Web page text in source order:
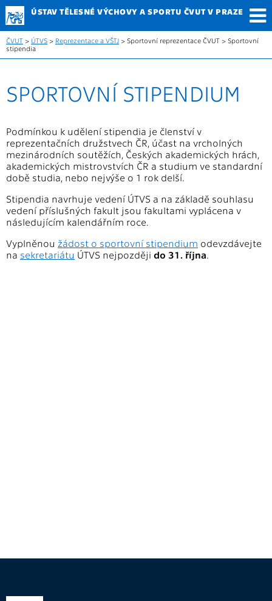
ÚSTAV TĚLESNÉ VÝCHOVY A SPORTU ČVUT V PRAZE
ČVUT > ÚTVS > Reprezentace a VŠTJ > Sportovní reprezentace ČVUT > Sportovní
stipendia
SPORTOVNÍ STIPENDIUM
Podmínkou k udělení stipendia je členství v
reprezentačních družstvech ČR, účast na vrcholných
mezinárodních soutěžích, Českých akademických hrách,
akademických mistrovstvích ČR a studium ve standardní
době studia, nebo nejvýše o 1 rok delší.
Stipendia navrhuje vedení ÚTVS a na základě souhlasu
vedení příslušných fakult jsou fakultami vyplácena v
následujícím kalendářním roce.
Vyplněnou žádost o sportovní stipendium odevzdávejte
na sekretariátu ÚTVS nejpozději do 31. října.